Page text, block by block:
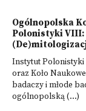
Ogólnopolska
Polonistyki VIII:
Instytut Polonistyki
oraz Koło
badaczy i młode
ogólnopolską (...)